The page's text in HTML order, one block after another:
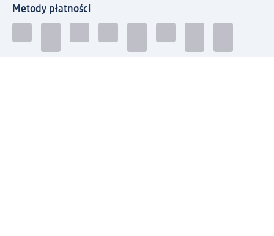
Metody płatności